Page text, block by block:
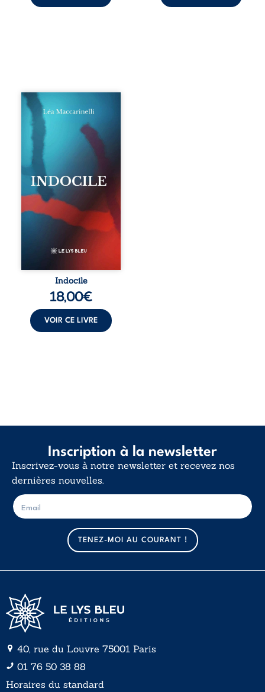
Quatre parties.
Quatre refus.
Quatre visages
d’une existence en
friction. Entre les
silences qu’on ne
déchiffre pas, les
amours qu’on
dérange, les corps
qu’on administre
et les liens qu’on
sabote, cet
ouvrage parle à
vivent trop fort,
trop vrai, trop tôt.
traversée. Une
langue nue. Une
insurrection
calme. Une
déclaration
d’existence pour ...
Indocile
18,00€
VOIR CE LIVRE
Inscription à la newsletter
Inscrivez-vous à notre newsletter et recevez nos
dernières nouvelles.
m
a
i
l
E
-
m
TENEZ-MOI AU COURANT !
40, rue du Louvre 75001 Paris
01 76 50 38 88
Horaires du standard